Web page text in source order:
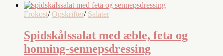
Frokost/ Opskrifter/ Salater
Spidskålssalat med æble, feta og
honning-sennepsdressing